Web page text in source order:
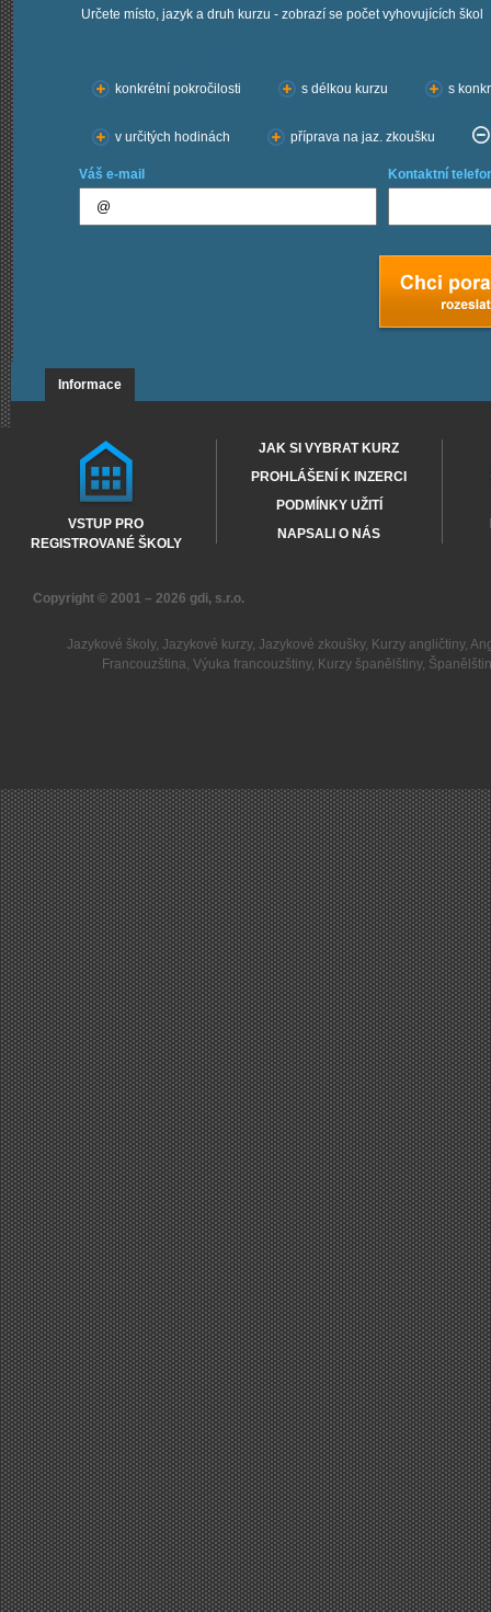
Určete místo, jazyk a druh kurzu - zobrazí se počet vyhovujících škol
konkrétní pokročilosti
s délkou kurzu s
v určitých hodinách příprava na jaz. zkoušku
Váš e-mail Kontaktní
Informace
VSTUP PRO
REGISTROVANÉ ŠKOLY
JAK SI VYBRAT KURZ
PROHLÁŠENÍ K INZERCI
PODMÍNKY UŽITÍ
NAPSALI O NÁS
Copyright © 2001 – 2026 gdi, s.r.o.
Jazykové školy, Jazykové kurzy, Jazykové zkoušky, Kurzy angličtiny,
Francouzština,Výuka francouzštiny, Kurzy španělštiny,